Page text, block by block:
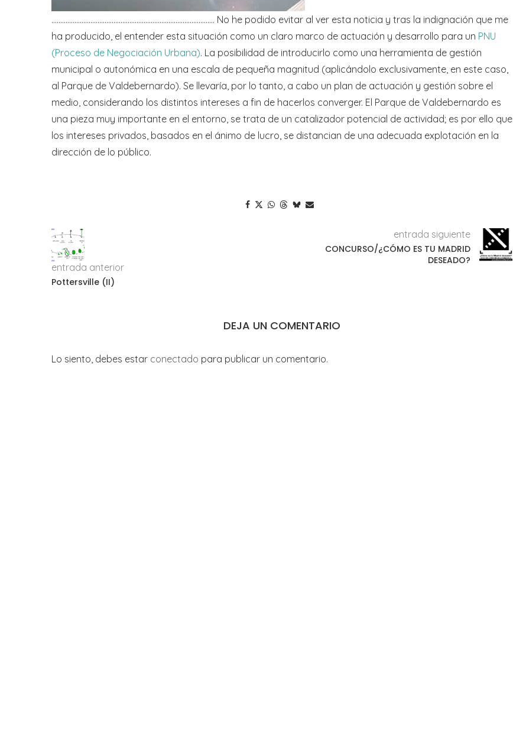
……………………………………………………………………………….. No he podido evitar al ver esta noticia y tras la indignación que me
ha producido, el entender esta situación como un claro marco de actuación y desarrollo para un PNU
(Proceso de Negociación Urbana). La posibilidad de introducirlo como una herramienta de gestión
municipal o autonómica en una escala de pequeña magnitud (aplicándolo exclusivamente, en este caso,
al Parque de Valdebernardo). Se llevaría, por lo tanto, a cabo un plan de actuación y gestión sobre el
medio, considerando los distintos intereses a fin de hacerlos converger. El Parque de Valdebernardo es
una pieza muy importante en el entorno, se trata de un catalizador potencial de actividad; es por ello que
los intereses privados, basados en el ánimo de lucro, se distancian de una adecuada explotación en la
dirección de lo público.
entrada anterior
Pottersville (II)
entrada siguiente
CONCURSO/¿CÓMO ES TU MADRID
DESEADO?
DEJA UN COMENTARIO
Lo siento, debes estar conectado para publicar un comentario.